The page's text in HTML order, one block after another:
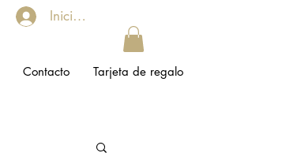
Iniciar sesión
Contacto Tarjeta de regalo